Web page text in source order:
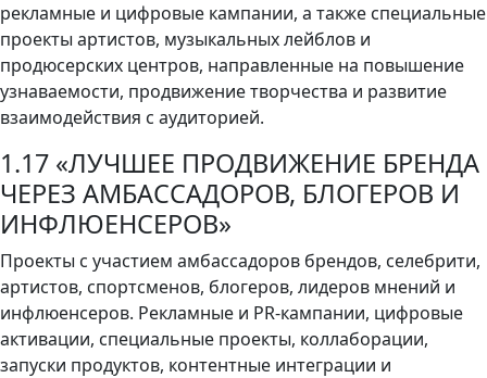
рекламные и цифровые кампании, а также специальные
проекты артистов, музыкальных лейблов и
продюсерских центров, направленные на повышение
узнаваемости, продвижение творчества и развитие
взаимодействия с аудиторией.
1.17 «ЛУЧШЕЕ ПРОДВИЖЕНИЕ БРЕНДА
ЧЕРЕЗ АМБАССАДОРОВ, БЛОГЕРОВ И
ИНФЛЮЕНСЕРОВ»
Проекты с участием амбассадоров брендов, селебрити,
артистов, спортсменов, блогеров, лидеров мнений и
инфлюенсеров. Рекламные и PR-кампании, цифровые
активации, специальные проекты, коллаборации,
запуски продуктов, контентные интеграции и